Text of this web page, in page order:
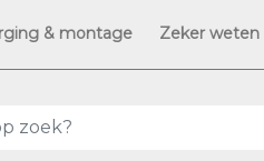
& montage Zeker weten